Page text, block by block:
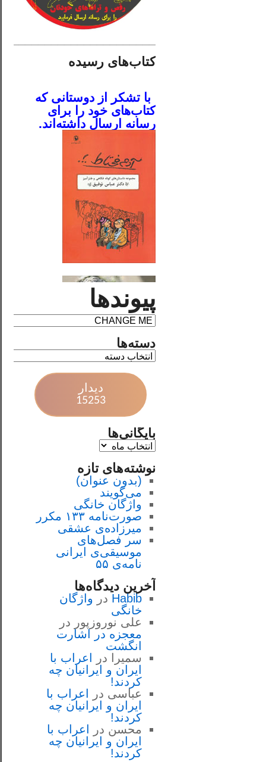
کتاب‌های رسیده
با تشکر از دوستانی که
کتاب‌های خود را برای
رسانه ارسال داشته‌اند.
پیوندها
دسته‌ها
دیدار
15253
بایگانی‌ها
نوشته‌های تازه
(بدون عنوان)
می‌گویند
واژگان خانگی
صورت‌نامه ۱۳۳ مکرر
میرزاده‌ی عشقی
سر فصل‌هاى
موسيقى‌ی ايرانى
نامه‌ی ۵۵
آخرین دیدگاه‌ها
Habib در واژگان
خانگی
علی نوروزپور در
معجزه در اشارت
انگشت
سمیرا
در
اعراب با
ايران و ايرانيان چه
كردند!
عباسی در
اعراب با
ايران و ايرانيان چه
كردند!
محسن در
اعراب با
ايران و ايرانيان چه
كردند!